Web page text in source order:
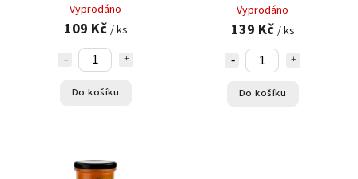
Vyprodáno
109 Kč / ks
Do košíku
Vyprodáno
139 Kč / ks
Do košíku